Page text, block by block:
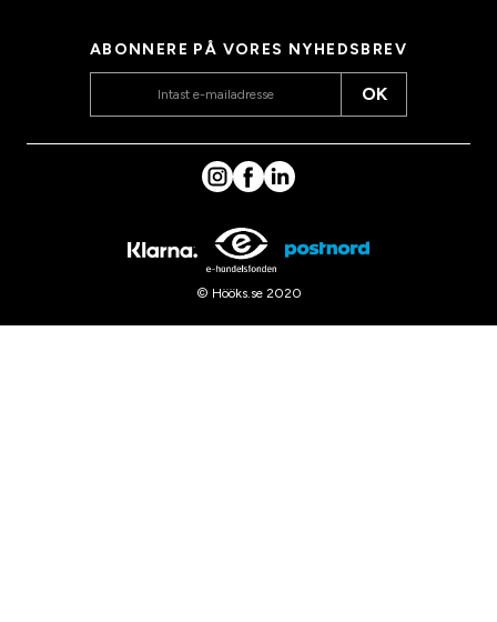
ABONNERE PÅ VORES NYHEDSBREV
OK
© Hööks.se 2020